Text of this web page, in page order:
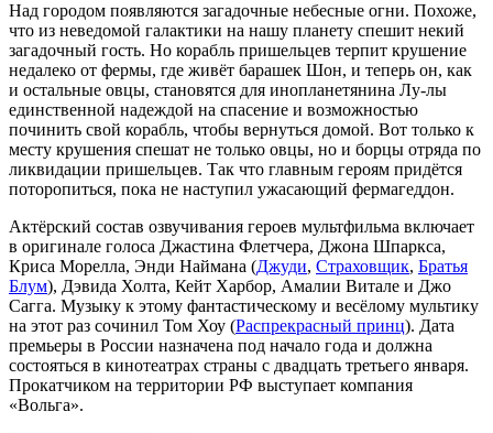
Над городом появляются загадочные небесные огни. Похоже,
что из неведомой галактики на нашу планету спешит некий
загадочный гость. Но корабль пришельцев терпит крушение
недалеко от фермы, где живёт барашек Шон, и теперь он, как
и остальные овцы, становятся для инопланетянина Лу-лы
единственной надеждой на спасение и возможностью
починить свой корабль, чтобы вернуться домой. Вот только к
месту крушения спешат не только овцы, но и борцы отряда по
ликвидации пришельцев. Так что главным героям придётся
поторопиться, пока не наступил ужасающий фермагеддон.
Актёрский состав озвучивания героев мультфильма включает
в оригинале голоса Джастина Флетчера, Джона Шпаркса,
Криса Морелла, Энди Наймана (Джуди, Страховщик, Братья
Блум), Дэвида Холта, Кейт Харбор, Амалии Витале и Джо
Сагга. Музыку к этому фантастическому и весёлому мультику
на этот раз сочинил Том Хоу (Распрекрасный принц). Дата
премьеры в России назначена под начало года и должна
состояться в кинотеатрах страны с двадцать третьего января.
Прокатчиком на территории РФ выступает компания
«Вольга».